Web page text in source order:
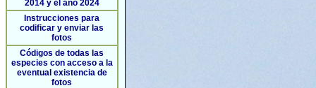
2014 y el año 2024
Instrucciones para
codificar y enviar las
fotos
Códigos de todas las
especies con acceso a la
eventual existencia de
fotos